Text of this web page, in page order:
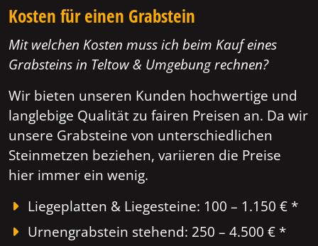
Kosten für einen Grabstein
Mit welchen Kosten muss ich beim Kauf eines
Grabsteins in Teltow & Umgebung rechnen?
Wir bieten unseren Kunden hochwertige und
langlebige Qualität zu fairen Preisen an. Da wir
unsere Grabsteine von unterschiedlichen
Steinmetzen beziehen, variieren die Preise
hier immer ein wenig.
Liegeplatten & Liegesteine: 100 – 1.150 € *
Urnengrabstein stehend: 250 – 4.500 € *